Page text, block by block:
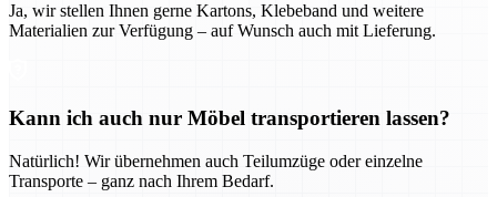
Ja, wir stellen Ihnen gerne Kartons, Klebeband und weitere
Materialien zur Verfügung – auf Wunsch auch mit Lieferung.
Kann ich auch nur Möbel transportieren lassen?
Natürlich! Wir übernehmen auch Teilumzüge oder einzelne
Transporte – ganz nach Ihrem Bedarf.